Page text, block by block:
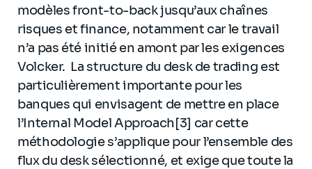
modèles front-to-back jusqu’aux chaînes
risques et finance, notamment car le travail
n’a pas été initié en amont par les exigences
Volcker. La structure du desk de trading est
particulièrement importante pour les
banques qui envisagent de mettre en place
l’Internal Model Approach[3] car cette
méthodologie s’applique pour l’ensemble des
flux du desk sélectionné, et exige que toute la